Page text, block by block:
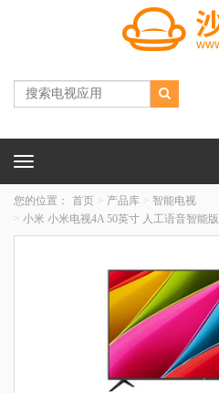
Toggle
您的位置： 首页 产品库
智能电视
小米 小米电视4A 50英寸 人工语音智能版